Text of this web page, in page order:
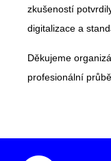
zkušeností
digitalizace a
Děkujeme
profesionální